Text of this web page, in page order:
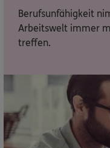
Reform
Nicht sicher, was
Berufsunfähigkeit
Arbeitswelt immer
treffen.